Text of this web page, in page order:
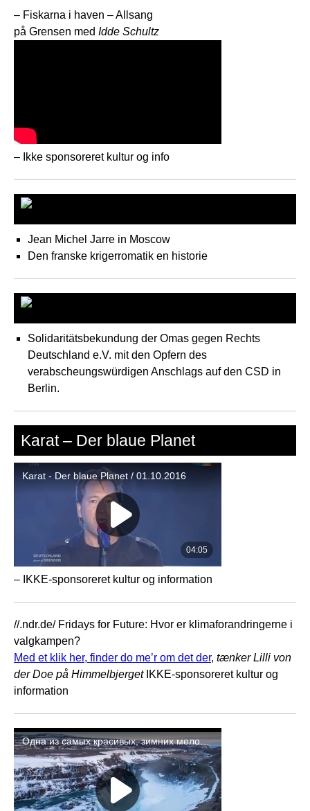
– Fiskarna i haven – Allsang
på Grensen med Idde Schultz
– Ikke sponsoreret kultur og info
Jean Michel Jarre in Moscow
Den franske krigerromatik en historie
Solidaritätsbekundung der Omas gegen Rechts
Deutschland e.V. mit den Opfern des
verabscheungswürdigen Anschlags auf den CSD in
Berlin.
Karat – Der blaue Planet
– IKKE-sponsoreret kultur og information
//.ndr.de/ Fridays for Future: Hvor er klimaforandringerne i
valgkampen?
Med et klik her, finder do me’r om det der, tænker Lilli von
der Doe på Himmelbjerget IKKE-sponsoreret kultur og
information